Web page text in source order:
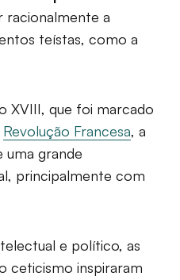
racionalmente a
teístas, como a
XVIII, que foi marcado
Revolução Francesa, a
uma grande
principalmente com
e político, as
ceticismo inspiraram